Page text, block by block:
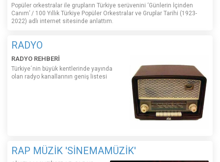
Popüler orkestralar ile grupların Türkiye serüvenini ‘Günlerin İçinden
Canım’ / 100 Yıllık Türkiye Popüler Orkestralar ve Gruplar Tarihi (1923-
2022) adlı internet sitesinde anlattım.
RADYO
RADYO REHBERİ
Türkiye´nin büyük kentlerinde yayında
olan radyo kanallarının geniş listesi
RAP MÜZİK 'SİNEMAMÜZİK'